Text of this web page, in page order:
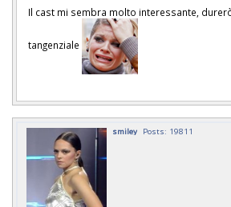
Il cast mi sembra molto interessante,
tangenziale
smiley Posts: 19811